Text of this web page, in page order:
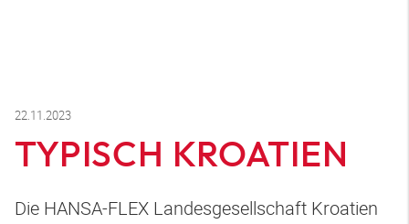
22.11.2023
TYPISCH KROATIEN
Die HANSA-FLEX Landesgesellschaft Kroatien